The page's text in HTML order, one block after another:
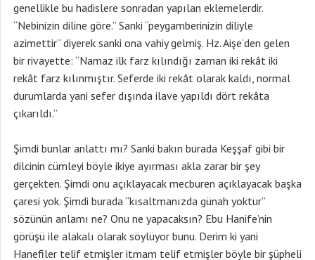
genellikle bu hadislere sonradan yapılan eklemelerdir.
“Nebinizin diline göre.” Sanki “peygamberinizin diliyle
azimettir” diyerek sanki ona vahiy gelmiş. Hz. Aişe’den gelen
bir rivayette: “Namaz ilk farz kılındığı zaman iki rekât iki
rekât farz kılınmıştır. Seferde iki rekât olarak kaldı, normal
durumlarda yani sefer dışında ilave yapıldı dört rekâta
çıkarıldı.”
Şimdi bunlar anlattı mı? Sanki bakın burada Keşşaf gibi bir
dilcinin cümleyi böyle ikiye ayırması akla zarar bir şey
gerçekten. Şimdi onu açıklayacak mecburen açıklayacak başka
çaresi yok. Şimdi burada “kısaltmanızda günah yoktur”
sözünün anlamı ne? Onu ne yapacaksın? Ebu Hanife’nin
görüşü ile alakalı olarak söylüyor bunu. Derim ki yani
Hanefiler telif etmişler itmam telif etmişler böyle bir şüpheli